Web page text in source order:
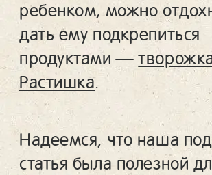
ребенком, можно
дать ему подкрепиться
продуктами —
Растишка.
Надеемся, что наша
статья была полезной